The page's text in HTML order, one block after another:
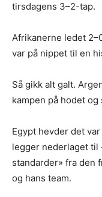
tirsdagens 3–2-tap.
Afrikanerne ledet
var på nippet til en
Så gikk alt galt.
kampen på hodet
Egypt hevder det
legger nederlaget til
standarder» fra den
og hans team.